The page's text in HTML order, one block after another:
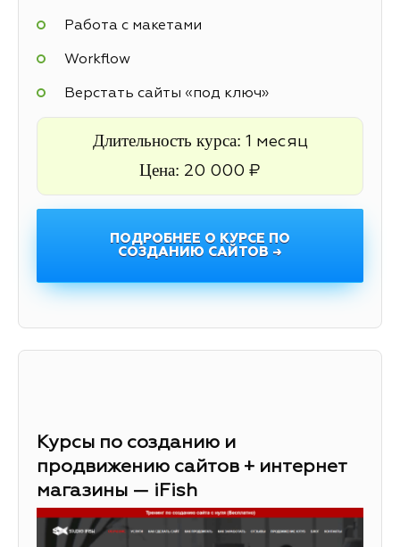
Работа с макетами
Workflow
Верстать сайты «под ключ»
Длительность курса: 1 месяц
Цена: 20 000 ₽
ПОДРОБНЕЕ О КУРСЕ ПО
СОЗДАНИЮ САЙТОВ →
Курсы по созданию и
продвижению сайтов + интернет
магазины — iFish